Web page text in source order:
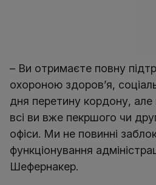
– Ви отримаєте повну
охороною здоров’я,
дня перетину кордону,
всі ви вже пекршого чи
офіси. Ми не повинні
функціонування
Шефернакер.